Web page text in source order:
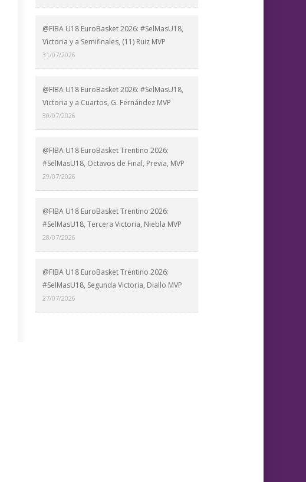
@FIBA U18 EuroBasket 2026: #SelMasU18,
Victoria y a Semifinales, (11) Ruiz MVP
31/07/2026
@FIBA U18 EuroBasket 2026: #SelMasU18,
Victoria y a Cuartos, G. Fernández MVP
30/07/2026
@FIBA U18 EuroBasket Trentino 2026:
#SelMasU18, Octavos de Final, Previa, MVP
29/07/2026
@FIBA U18 EuroBasket Trentino 2026:
#SelMasU18, Tercera Victoria, Niebla MVP
28/07/2026
@FIBA U18 EuroBasket Trentino 2026:
#SelMasU18, Segunda Victoria, Diallo MVP
27/07/2026